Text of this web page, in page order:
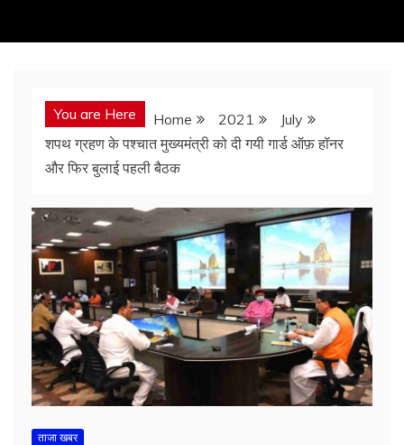
You are Here Home 2021
July
शपथ ग्रहण के पश्चात मुख्यमंत्री को दी गयी गार्ड ऑफ़ हॉनर
और फिर बुलाई पहली बैठक
ताजा खबर